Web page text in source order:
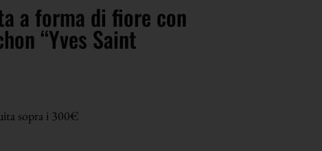
a forma di fiore con
“Yves Saint
sopra i 300€